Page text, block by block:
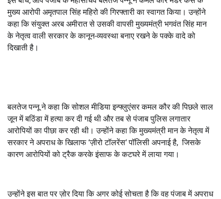
मुख्य आरोपी अमृतपाल सिंह महिरो की गिरफ्तारी का स्वागत किया। उन्होंने
कहा कि संयुक्त अरब अमीरात से उसकी वापसी मुख्यमंत्री भगवंत सिंह मान
के नेतृत्व वाली सरकार के कानून-व्यवस्था बनाए रखने के पक्के वादे को
दिखाती है।
बलतेज पन्नू ने कहा कि सोशल मीडिया इन्फ्लुएंसर कमल कौर की पिछले साल
जून में बठिंडा में हत्या कर दी गई थी और तब से पंजाब पुलिस लगातार
आरोपियों का पीछा कर रही थी। उन्होंने कहा कि मुख्यमंत्री मान के नेतृत्व में
सरकार ने अपराध के खिलाफ ‘ज़ीरो टॉलरेंस‘पॉलिसी अपनाई है,जिसके
कारण आरोपियों को ट्रैक करके इंसाफ के कटघरे में लाया गया।
उन्होंने इस बात पर ज़ोर दिया कि अगर कोई सोचता है कि वह पंजाब में अपराध